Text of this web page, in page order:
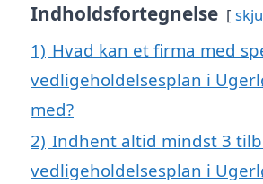
Indholdsfortegnelse
1) Hvad kan et firma med
vedligeholdelsesplan i
med?
2) Indhent altid mindst 3
vedligeholdelsesplan i